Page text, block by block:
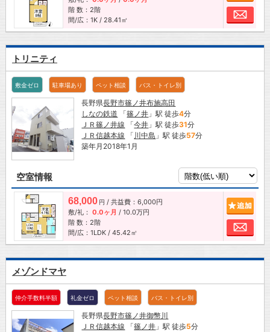
階 数：2階
間/広：1K / 28.41㎡
お
トリニティ
敷金ゼロ 駐車場あり ペット相談 バス・トイレ別
長野県長野市篠ノ井布施高田
しなの鉄道 「篠ノ井 」駅 徒歩4分
ＪＲ篠ノ井線 「今井 」駅 徒歩31分
ＪＲ信越本線 「 川中島 」駅 徒歩57分
築年月2018年1月
空室情報
68,000 円 / 共益費：6,000円
敷/礼： 0.0ヶ月 / 10.0万円
階 数：2階
間/広：1LDK / 45.42㎡
お
メゾンドマヤ
仲介手数料半額 礼金ゼロ ペット相談 バス・トイレ別
長野県長野市篠ノ井御幣川
ＪＲ信越本線 「篠ノ井 」駅 徒歩5分